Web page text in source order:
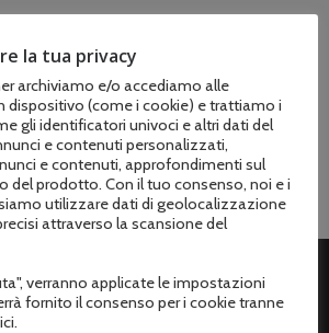
CLIENTI
la tua privacy
archiviamo e/o accediamo alle
dispositivo (come i cookie) e trattiamo i
gli identificatori univoci e altri dati del
e contenuti personalizzati,
e contenuti, approfondimenti sul
del prodotto. Con il tuo consenso, noi e i
utilizzare dati di geolocalizzazione
attraverso la scansione del
verranno applicate le impostazioni
fornito il consenso per i cookie tranne